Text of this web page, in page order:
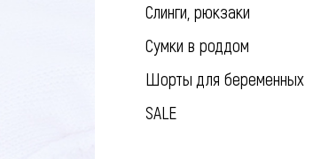
Слинги, рюкзаки
Сумки в роддом
Шорты для беременных
SALE